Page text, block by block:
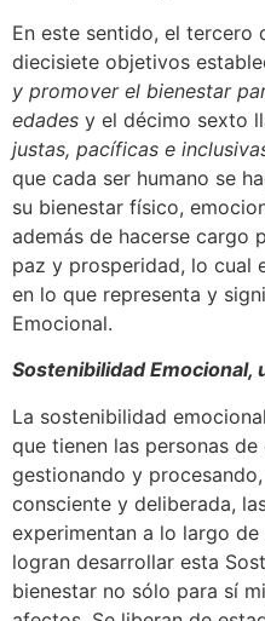
En este sentido, el tercero
diecisiete objetivos
y promover el bienestar
edades y el décimo sexto
justas, pacíficas e
que cada ser humano se
su bienestar físico,
además de hacerse cargo
paz y prosperidad, lo cual
en lo que representa y
Emocional.
Sostenibilidad Emocional,
La sostenibilidad
que tienen las personas
gestionando y
consciente y deliberada,
experimentan a lo largo de
logran desarrollar esta
bienestar no sólo para sí